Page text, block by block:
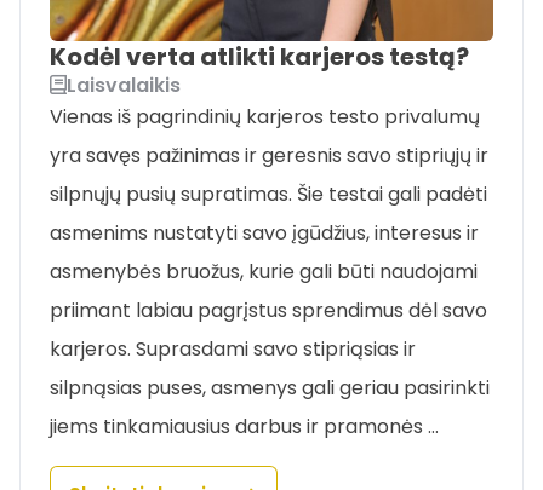
Kodėl verta atlikti karjeros testą?
Laisvalaikis
Vienas iš pagrindinių karjeros testo privalumų
yra savęs pažinimas ir geresnis savo stipriųjų ir
silpnųjų pusių supratimas. Šie testai gali padėti
asmenims nustatyti savo įgūdžius, interesus ir
asmenybės bruožus, kurie gali būti naudojami
priimant labiau pagrįstus sprendimus dėl savo
karjeros. Suprasdami savo stipriąsias ir
silpnąsias puses, asmenys gali geriau pasirinkti
jiems tinkamiausius darbus ir pramonės …